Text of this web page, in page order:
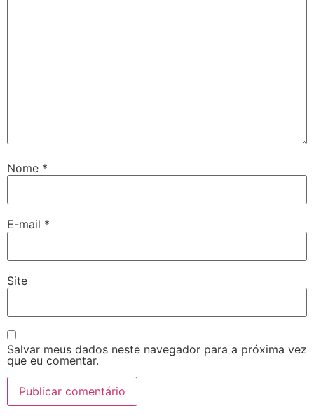
Nome *
E-mail *
Site
Salvar meus dados neste navegador para a próxima vez
que eu comentar.